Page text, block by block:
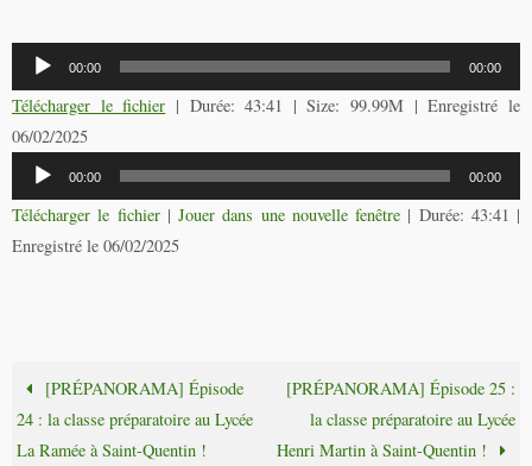
Lecteur
audio
00:00 00:00
Télécharger le fichier | Durée: 43:41 | Size: 99.99M | Enregistré le
06/02/2025
Lecteur
audio
00:00 00:00
Télécharger le fichier| Jouer dans une nouvelle fenêtre | Durée: 43:41 |
Enregistré le 06/02/2025
[PRÉPANORAMA] Épisode
24 : la classe préparatoire au Lycée
La Ramée à Saint-Quentin !
[PRÉPANORAMA] Épisode 25 :
la classe préparatoire au Lycée
Henri Martin à Saint-Quentin !